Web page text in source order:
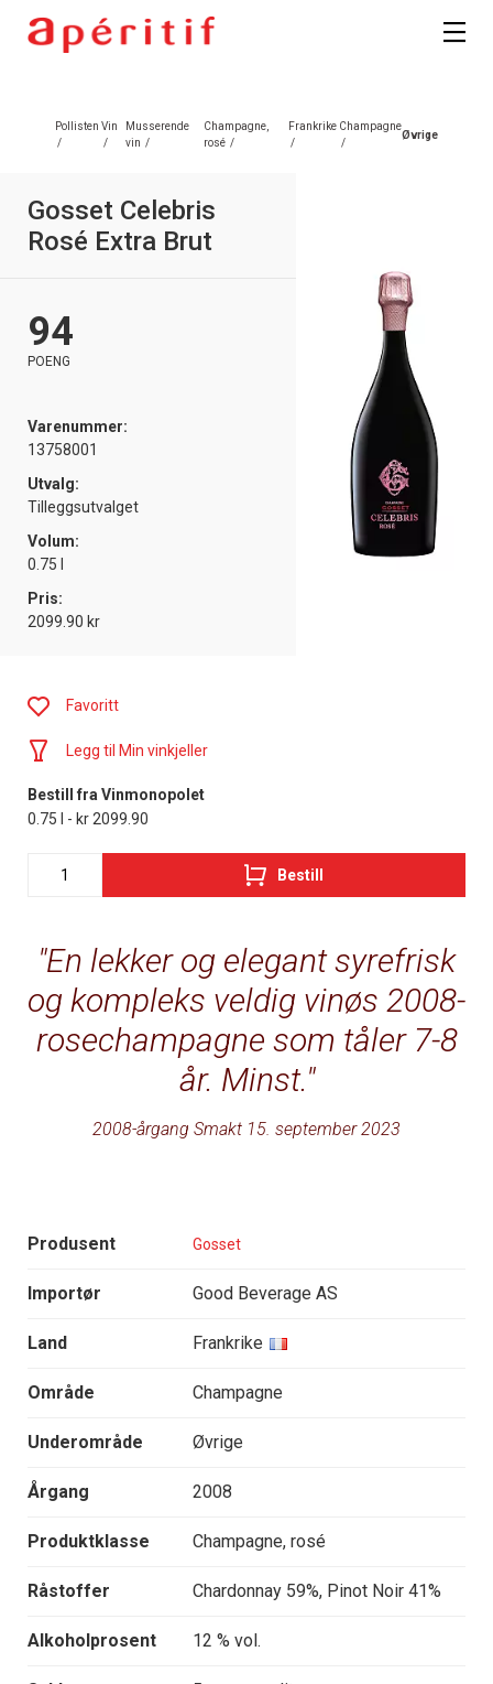
Pollisten
/
Vin
/
Musserende
vin /
Champagne,
rosé /
Frankrike
/
Champagne
/
Øvrige
Gosset Celebris
Rosé Extra Brut
94
POENG
Varenummer:
13758001
Utvalg:
Tilleggsutvalget
Volum:
0.75 l
Pris:
2099.90 kr
En lekker og elegant syrefrisk
og kompleks veldig vinøs 2008-
rosechampagne som tåler 7-8
år. Minst.
2008-årgang Smakt 15. september 2023
Produsent Gosset
Importør Good Beverage AS
Land Frankrike
Område Champagne
Underområde Øvrige
Årgang 2008
Produktklasse Champagne, rosé
Råstoffer Chardonnay 59%, Pinot Noir 41%
Alkoholprosent 12 % vol.
Favoritt
Legg til Min vinkjeller
Bestill fra Vinmonopolet
0.75 l - kr 2099.90
Bestill